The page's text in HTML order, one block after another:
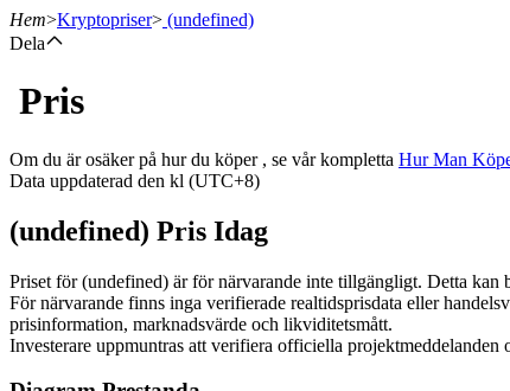
Terminer
USDT Futures
Hem>Kryptopriser> (undefined)
Dela
Pris
Om du är osäker på hur du köper , se vår kompletta Hur Man
Data uppdaterad den kl (UTC+8)
(undefined) Pris Idag
Priset för (undefined) är för närvarande inte tillgängligt. Detta kan
För närvarande finns inga verifierade realtidsprisdata eller
prisinformation, marknadsvärde och likviditetsmått.
Investerare uppmuntras att verifiera officiella